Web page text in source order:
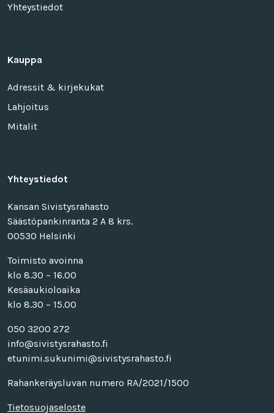
Yhteystiedot
Kauppa
Adressit & kirjekukat
Lahjoitus
Mitalit
Yhteystiedot
Kansan Sivistysrahasto
Säästöpankinranta 2 A 8 krs.
00530 Helsinki
Toimisto avoinna
klo 8.30 – 16.00
Kesäaukioloaika
klo 8.30 – 15.00
050 3200 272
info@sivistysrahasto.fi
etunimi.sukunimi@sivistysrahasto.fi
Rahankeräysluvan numero RA/2021/1500
Tietosuojaseloste